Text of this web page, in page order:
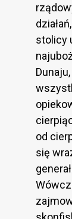
stolicy
od
się